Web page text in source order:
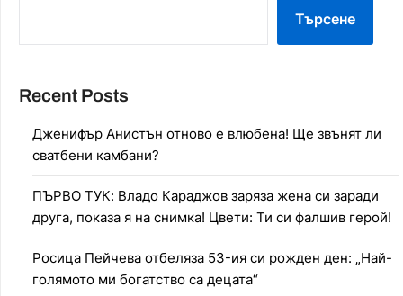
Търсене
Recent Posts
Дженифър Анистън отново е влюбена! Ще звънят ли
сватбени камбани?
ПЪРВО ТУК: Владо Караджов заряза жена си заради
друга, показа я на снимка! Цвети: Ти си фалшив герой!
Росица Пейчева отбеляза 53-ия си рожден ден: „Най-
голямото ми богатство са децата“